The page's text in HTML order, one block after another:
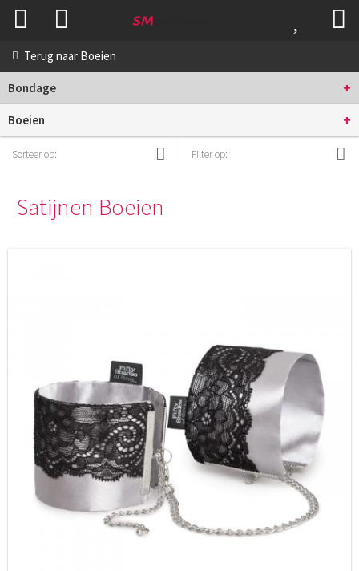
Terug naar Boeien
Bondage +
Boeien +
Sorteer op: Filter op:
Satijnen Boeien